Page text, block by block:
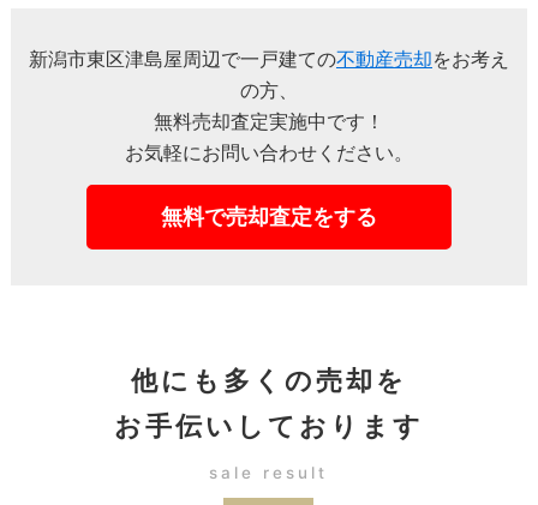
新潟市東区津島屋周辺で一戸建ての不動産売却をお考え
の方、
無料売却査定実施中です！
お気軽にお問い合わせください。
無料で売却査定をする
他にも多くの売却を
お手伝いしております
sale result